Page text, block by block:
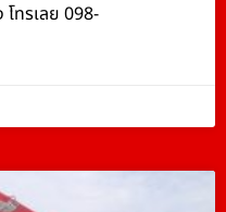
ทรเลย 098-